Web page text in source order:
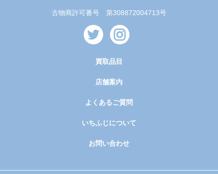
古物商許可番号 第308872004713号
買取品目
店舗案内
よくあるご質問
いちふじについて
お問い合わせ